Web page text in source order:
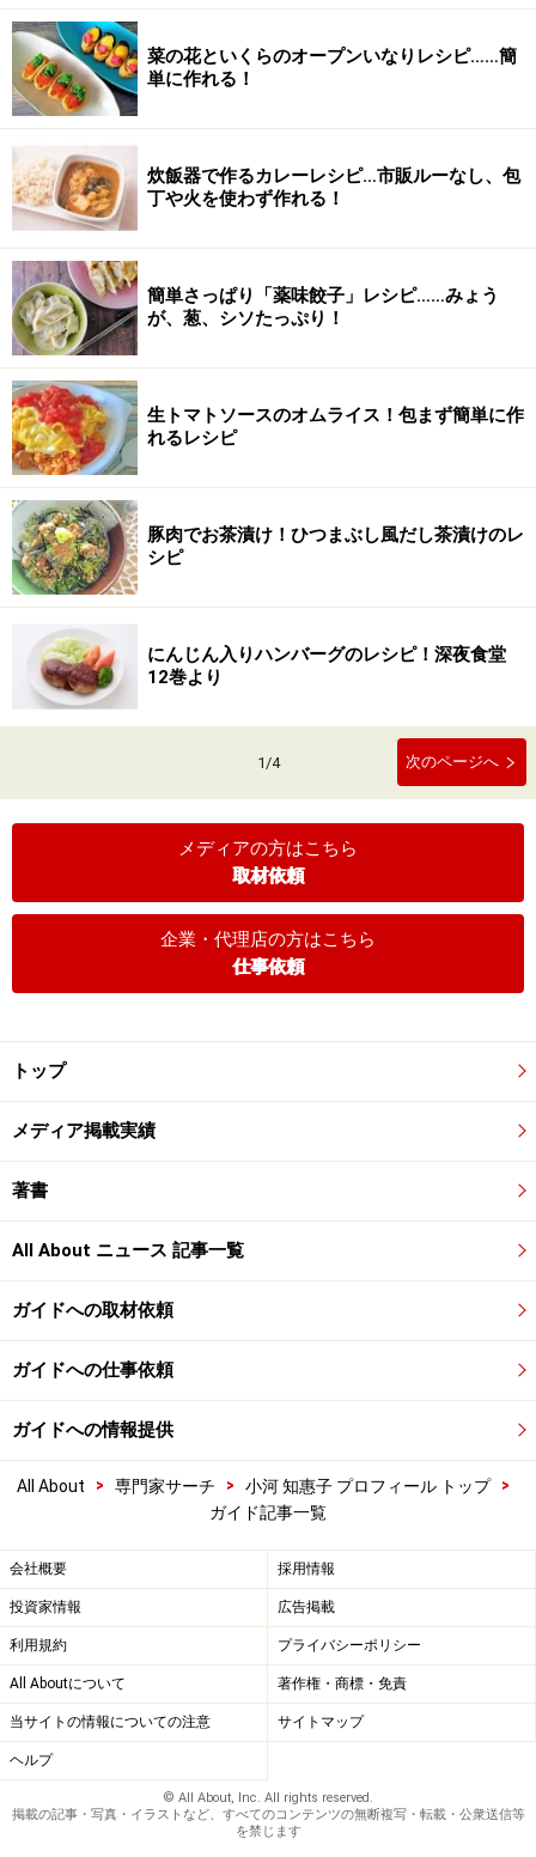
菜の花といくらのオープンいなりレシピ……簡
単に作れる！
炊飯器で作るカレーレシピ…市販ルーなし、包
丁や火を使わず作れる！
簡単さっぱり「薬味餃子」レシピ……みょう
が、葱、シソたっぷり！
生トマトソースのオムライス！包まず簡単に作
れるレシピ
豚肉でお茶漬け！ひつまぶし風だし茶漬けのレ
シピ
にんじん入りハンバーグのレシピ！深夜食堂
12巻より
1/4 次のページへ
メディアの方はこちら
取材依頼
企業・代理店の方はこちら
仕事依頼
トップ
メディア掲載実績
著書
All About ニュース 記事一覧
ガイドへの取材依頼
ガイドへの仕事依頼
ガイドへの情報提供
All About > 専門家サーチ > 小河 知惠子 プロフィール トップ
>
ガイド記事一覧
会社概要 採用情報
投資家情報 広告掲載
利用規約 プライバシーポリシー
All Aboutについて 著作権・商標・免責
当サイトの情報についての注意 サイトマップ
ヘルプ
© All About, Inc. All rights reserved.
掲載の記事・写真・イラストなど、すべてのコンテンツの無断複写・転載・公衆送信等
を禁じます